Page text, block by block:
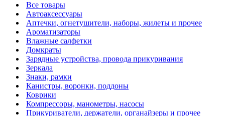
Все товары
Автоаксессуары
Аптечки, огнетушители, наборы, жилеты и прочее
Ароматизаторы
Влажные салфетки
Домкраты
Зарядные устройства, провода прикуривания
Зеркала
Знаки, рамки
Канистры, воронки, поддоны
Коврики
Компрессоры, манометры, насосы
Прикуриватели, держатели, органайзеры и прочее